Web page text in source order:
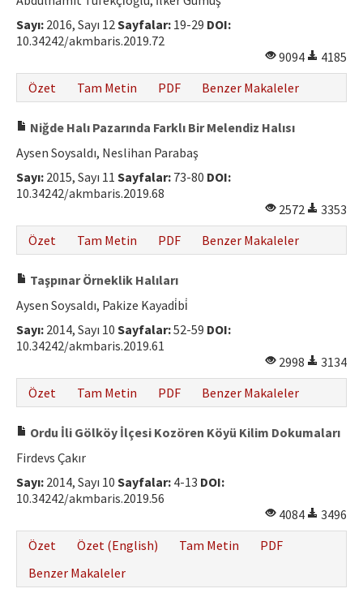
Yayın Politikaları
İletişim
Sayı: 2016, Sayı 12Sayfalar: 19-29 DOI:
10.34242/akmbaris.2019.72
9094
4185
Özet
Tam Metin PDF Benzer Makaleler
Niğde Halı Pazarında Farklı Bir Melendiz Halısı
Aysen Soysaldı, Neslihan Parabaş
Sayı: 2015, Sayı 11 Sayfalar: 73-80 DOI:
10.34242/akmbaris.2019.68
2572
3353
Özet
Tam Metin PDF Benzer Makaleler
Taşpınar Örneklik Halıları
Aysen Soysaldı, Pakize Kayadi̇bi̇
Sayı: 2014, Sayı 10 Sayfalar:52-59 DOI:
10.34242/akmbaris.2019.61
2998
3134
Özet
Tam Metin PDF Benzer Makaleler
Ordu İli Gölköy İlçesi Kozören Köyü Kilim Dokumaları
Firdevs Çakır
Sayı: 2014, Sayı 10 Sayfalar: 4-13 DOI:
10.34242/akmbaris.2019.56
4084
3496
Özet
Özet (English) Tam Metin
PDF
Benzer Makaleler